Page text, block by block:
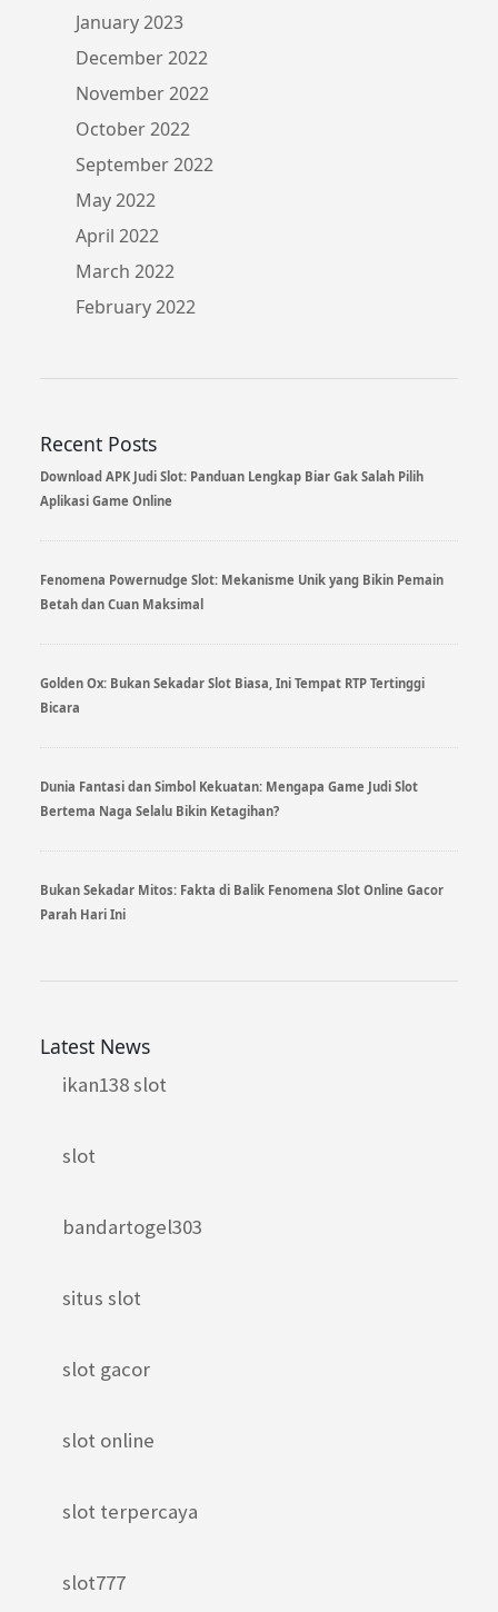
January 2023
December 2022
November 2022
October 2022
September 2022
May 2022
April 2022
March 2022
February 2022
Recent Posts
Download APK Judi Slot: Panduan Lengkap Biar Gak Salah Pilih
Aplikasi Game Online
Fenomena Powernudge Slot: Mekanisme Unik yang Bikin Pemain
Betah dan Cuan Maksimal
Golden Ox: Bukan Sekadar Slot Biasa, Ini Tempat RTP Tertinggi
Bicara
Dunia Fantasi dan Simbol Kekuatan: Mengapa Game Judi Slot
Bertema Naga Selalu Bikin Ketagihan?
Bukan Sekadar Mitos: Fakta di Balik Fenomena Slot Online Gacor
Parah Hari Ini
Latest News
ikan138 slot
slot
bandartogel303
situs slot
slot gacor
slot online
slot terpercaya
slot777